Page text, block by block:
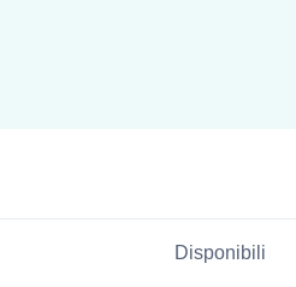
Disponibili